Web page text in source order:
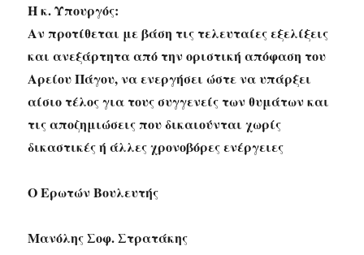
Η κ. Υπουργός:
Αν προτίθεται με βάση τις τελευταίες εξελίξεις
και ανεξάρτητα από την οριστική απόφαση του
Αρείου Πάγου, να ενεργήσει ώστε να υπάρξει
αίσιο τέλος για τους συγγενείς των θυμάτων και
τις αποζημιώσεις που δικαιούνται χωρίς
δικαστικές ή άλλες χρονοβόρες ενέργειες
Ο Ερωτών Βουλευτής
Μανόλης Σοφ. Στρατάκης